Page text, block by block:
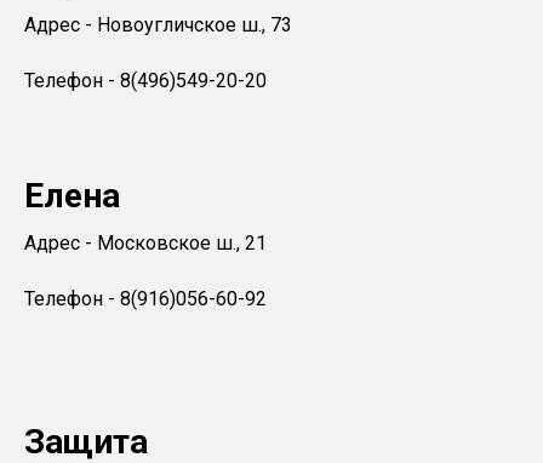
Адрес - Новоугличское ш., 73
Телефон - 8(496)549-20-20
Елена
Адрес - Московское ш., 21
Телефон - 8(916)056-60-92
Защита